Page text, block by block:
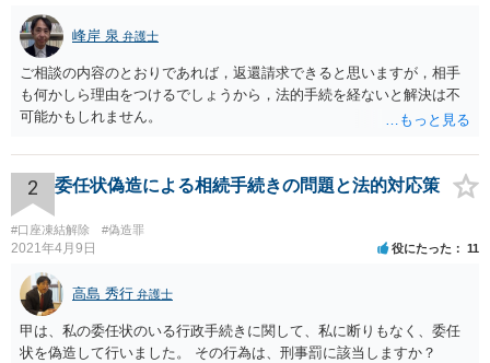
峰岸 泉 弁護士
ご相談の内容のとおりであれば，返還請求できると思いますが，相手
も何かしら理由をつけるでしょうから，法的手続を経ないと解決は不
可能かもしれません。
2 委任状偽造による相続手続きの問題と法的対応策
#口座凍結解除 #偽造罪
2021年4月9日 役にたった 11
高島 秀行 弁護士
甲は、私の委任状のいる行政手続きに関して、私に断りもなく、委任
状を偽造して行いました。 その行為は、刑事罰に該当しますか？